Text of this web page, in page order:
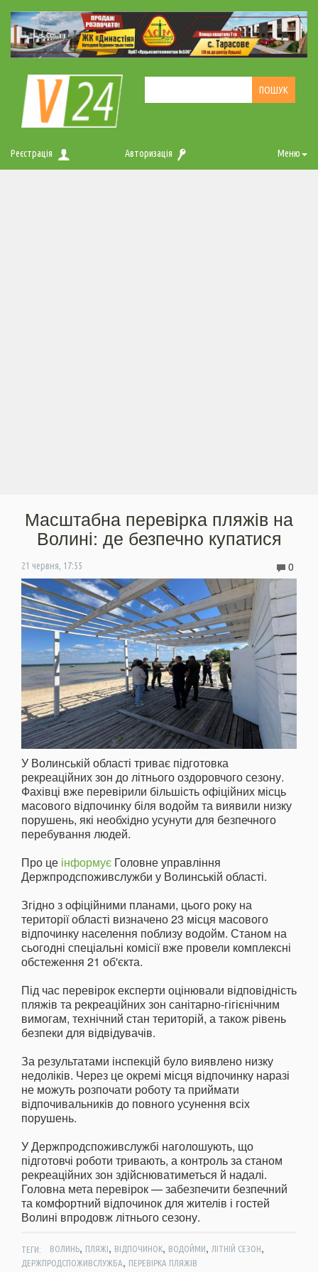
Реєстрація Авторизація Меню
Масштабна перевірка пляжів на
Волині: де безпечно купатися
21 червня, 17:55 0
У Волинській області триває підготовка
рекреаційних зон до літнього оздоровчого сезону.
Фахівці вже перевірили більшість офіційних місць
масового відпочинку біля водойм та виявили низку
порушень, які необхідно усунути для безпечного
перебування людей.
Про це інформує Головне управління
Держпродспоживслужби у Волинській області.
Згідно з офіційними планами, цього року на
території області визначено 23 місця масового
відпочинку населення поблизу водойм. Станом на
сьогодні спеціальні комісії вже провели комплексні
обстеження 21 об'єкта.
Під час перевірок експерти оцінювали відповідність
пляжів та рекреаційних зон санітарно-гігієнічним
вимогам, технічний стан територій, а також рівень
безпеки для відвідувачів.
За результатами інспекцій було виявлено низку
недоліків. Через це окремі місця відпочинку наразі
не можуть розпочати роботу та приймати
відпочивальників до повного усунення всіх
порушень.
У Держпродспоживслужбі наголошують, що
підготовчі роботи тривають, а контроль за станом
рекреаційних зон здійснюватиметься й надалі.
Головна мета перевірок — забезпечити безпечний
та комфортний відпочинок для жителів і гостей
Волині впродовж літнього сезону.
ТЕГИ: ВОЛИНЬ, ПЛЯЖІ, ВІДПОЧИНОК, ВОДОЙМИ, ЛІТНІЙ СЕЗОН,
ДЕРЖПРОДСПОЖИВСЛУЖБА, ПЕРЕВІРКА ПЛЯЖІВ